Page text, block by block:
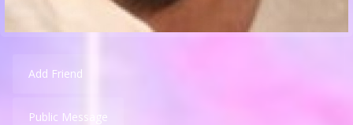
Add Friend
Public Message